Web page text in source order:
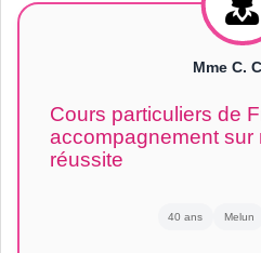
Mme C.
Cours particuliers de
accompagnement sur
réussite
40 ans Melun